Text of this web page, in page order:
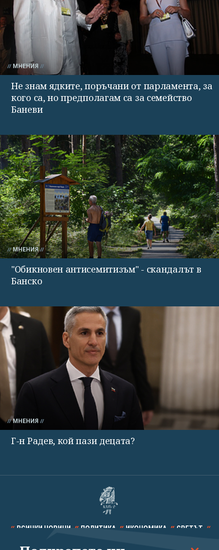
МНЕНИЯ
Не знам ядките, поръчани от парламента, за
кого са, но предполагам са за семейство
Баневи
МНЕНИЯ
"Обикновен антисемитизъм" - скандалът в
Банско
МНЕНИЯ
Г-н Радев, кой пази децата?
ВСИЧКИ НОВИНИ ПОЛИТИКА ИКОНОМИКА СВЕТЪТ
СПОРТ КУЛТУРА ТЕХНОЛОГИИ КАЛЕЙДОСКОП